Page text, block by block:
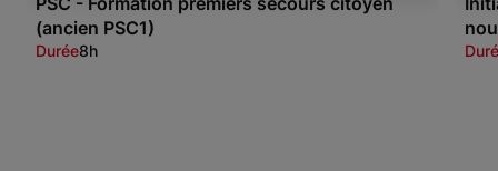
(ancien PSC1)
Durée8h